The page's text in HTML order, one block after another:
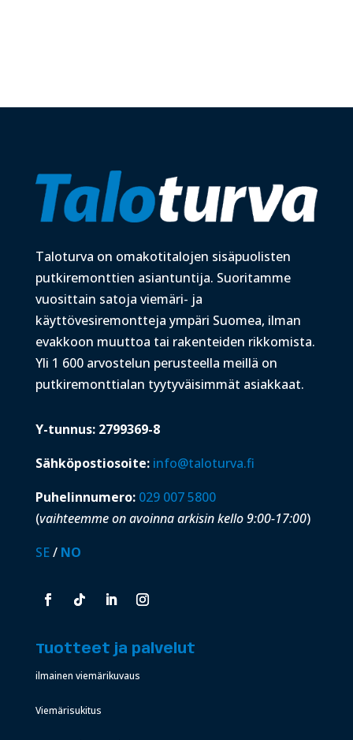
Taloturva on omakotitalojen sisäpuolisten
putkiremonttien asiantuntija. Suoritamme
vuosittain satoja viemäri- ja
käyttövesiremontteja ympäri Suomea, ilman
evakkoon muuttoa tai rakenteiden rikkomista.
Yli 1 600 arvostelun perusteella meillä on
putkiremonttialan tyytyväisimmät asiakkaat.
Y-tunnus: 2799369-8
Sähköpostiosoite: info@taloturva.fi
Puhelinnumero: 029 007 5800
(vaihteemme on avoinna arkisin kello 9:00-17:00)
SE/ NO
Tuotteet ja palvelut
ilmainen viemärikuvaus
Viemärisukitus